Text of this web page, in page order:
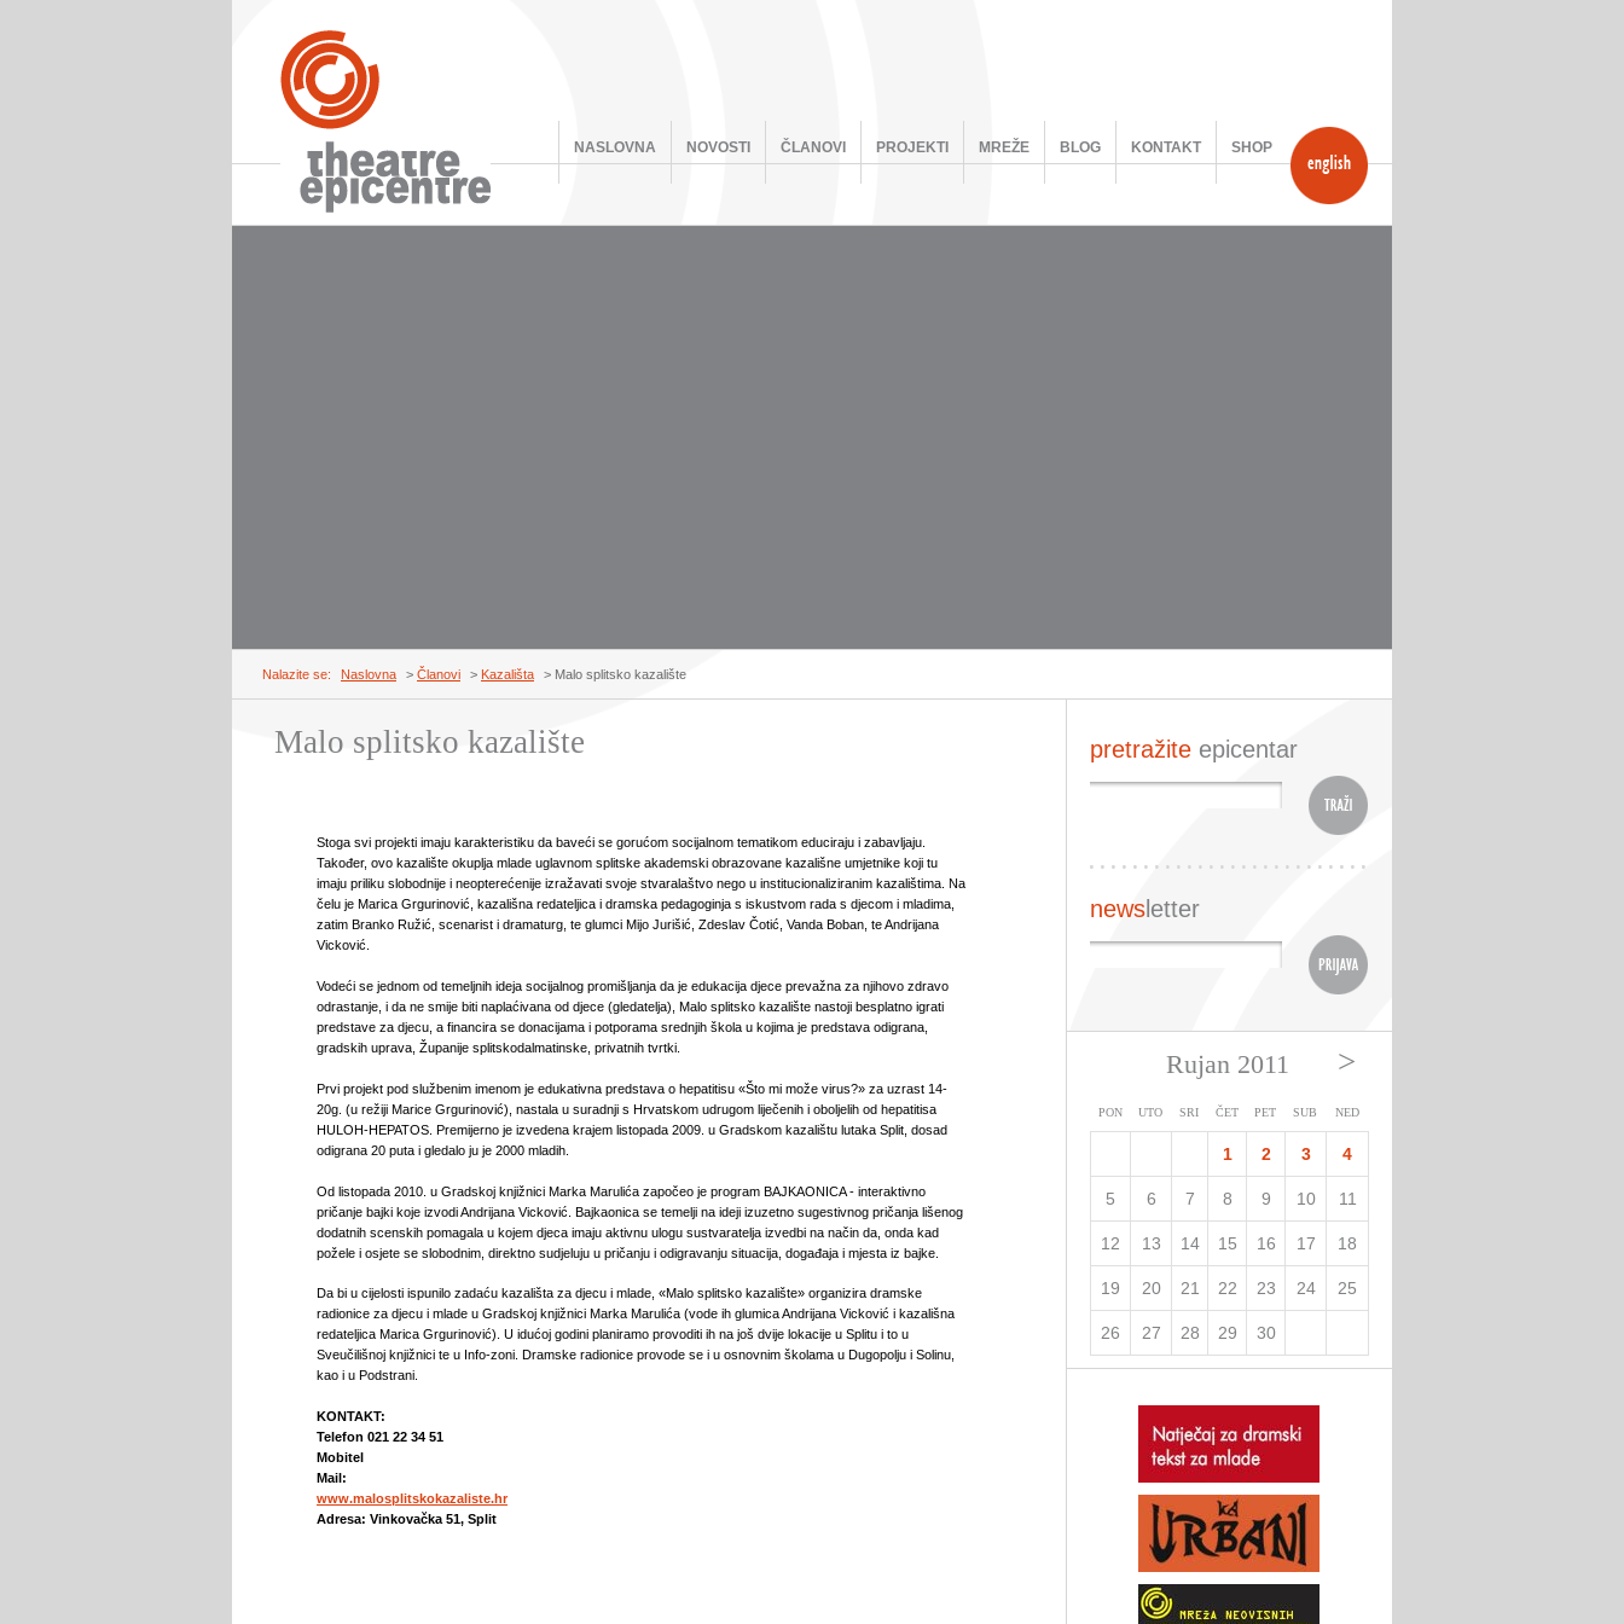
NASLOVNA NOVOSTI ČLANOVI PROJEKTI MREŽE BLOG KONTAKT SHOP
Nalazite se: Naslovna > Članovi > Kazališta > Malo splitsko kazalište
Malo splitsko kazalište
Stoga svi projekti imaju karakteristiku da baveći se gorućom socijalnom tematikom educiraju i zabavljaju.
Također, ovo kazalište okuplja mlade uglavnom splitske akademski obrazovane kazališne umjetnike koji tu
imaju priliku slobodnije i neopterećenije izražavati svoje stvaralaštvo nego u institucionaliziranim kazalištima. Na
čelu je Marica Grgurinović, kazališna redateljica i dramska pedagoginja s iskustvom rada s djecom i mladima,
zatim Branko Ružić, scenarist i dramaturg, te glumci Mijo Jurišić, Zdeslav Čotić, Vanda Boban, te Andrijana
Vicković.
Vodeći se jednom od temeljnih ideja socijalnog promišljanja da je edukacija djece prevažna za njihovo zdravo
odrastanje, i da ne smije biti naplaćivana od djece (gledatelja), Malo splitsko kazalište nastoji besplatno igrati
predstave za djecu, a financira se donacijama i potporama srednjih škola u kojima je predstava odigrana,
gradskih uprava, Županije splitskodalmatinske, privatnih tvrtki.
Prvi projekt pod službenim imenom je edukativna predstava o hepatitisu «Što mi može virus?» za uzrast 14-
20g. (u režiji Marice Grgurinović), nastala u suradnji s Hrvatskom udrugom liječenih i oboljelih od hepatitisa
HULOH-HEPATOS. Premijerno je izvedena krajem listopada 2009. u Gradskom kazalištu lutaka Split, dosad
odigrana 20 puta i gledalo ju je 2000 mladih.
Od listopada 2010. u Gradskoj knjižnici Marka Marulića započeo je program BAJKAONICA - interaktivno
pričanje bajki koje izvodi Andrijana Vicković. Bajkaonica se temelji na ideji izuzetno sugestivnog pričanja lišenog
dodatnih scenskih pomagala u kojem djeca imaju aktivnu ulogu sustvaratelja izvedbi na način da, onda kad
požele i osjete se slobodnim, direktno sudjeluju u pričanju i odigravanju situacija, događaja i mjesta iz bajke.
Da bi u cijelosti ispunilo zadaću kazališta za djecu i mlade, «Malo splitsko kazalište» organizira dramske
radionice za djecu i mlade u Gradskoj knjižnici Marka Marulića (vode ih glumica Andrijana Vicković i kazališna
redateljica Marica Grgurinović). U idućoj godini planiramo provoditi ih na još dvije lokacije u Splitu i to u
Sveučilišnoj knjižnici te u Info-zoni. Dramske radionice provode se i u osnovnim školama u Dugopolju i Solinu,
kao i u Podstrani.
KONTAKT:
Telefon 021 22 34 51
Mobitel
Mail:
www.malosplitskokazaliste.hr
Adresa: Vinkovačka 51, Split
pretražite epicentar
news letter
Rujan 2011 >
PON UTO SRI ČET PET SUB NED
1 2 3 4
5 6 7 8 9 10 11
12 13 14 15 16 17 18
19 20 21 22 23 24 25
26 27 28 29 30